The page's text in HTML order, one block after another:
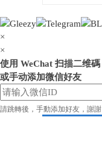
奈
×
×
使用 WeChat 扫描二维碼
或手动添加微信好友
請跳轉後，手動添加好友，謝謝